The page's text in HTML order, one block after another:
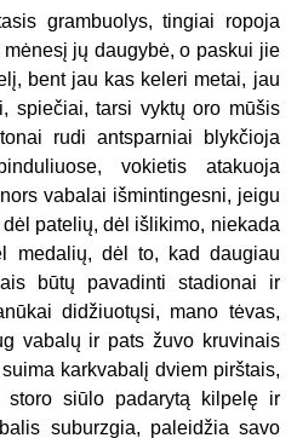
grambuolys, tingiai ropoja
jų daugybė, o paskui jie
bent jau kas keleri metai, jau
spiečiai, tarsi vyktų oro mūšis
rudi antsparniai blykčioja
vokietis atakuoja
vabalai išmintingesni, jeigu
patelių, dėl išlikimo, niekada
medalių, dėl to, kad daugiau
būtų pavadinti stadionai ir
didžiuotųsi, mano tėvas,
vabalų ir pats žuvo kruvinais
karkvabalį dviem pirštais,
siūlo padarytą kilpelę ir
suburzgia, paleidžia savo